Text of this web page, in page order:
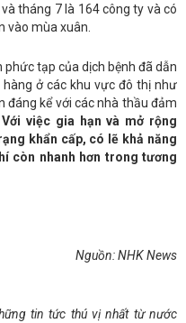
tháng 7 là 164 công ty và có
vào mùa xuân.
phức tạp của dịch bệnh đã dẫn
ở các khu vực đô thị như
đáng kể với các nhà thầu đảm
Với việc gia hạn và mở rộng
khẩn cấp, có lẽ khả năng
còn nhanh hơn trong tương
Nguồn: NHK News
tin tức thú vị nhất từ nước